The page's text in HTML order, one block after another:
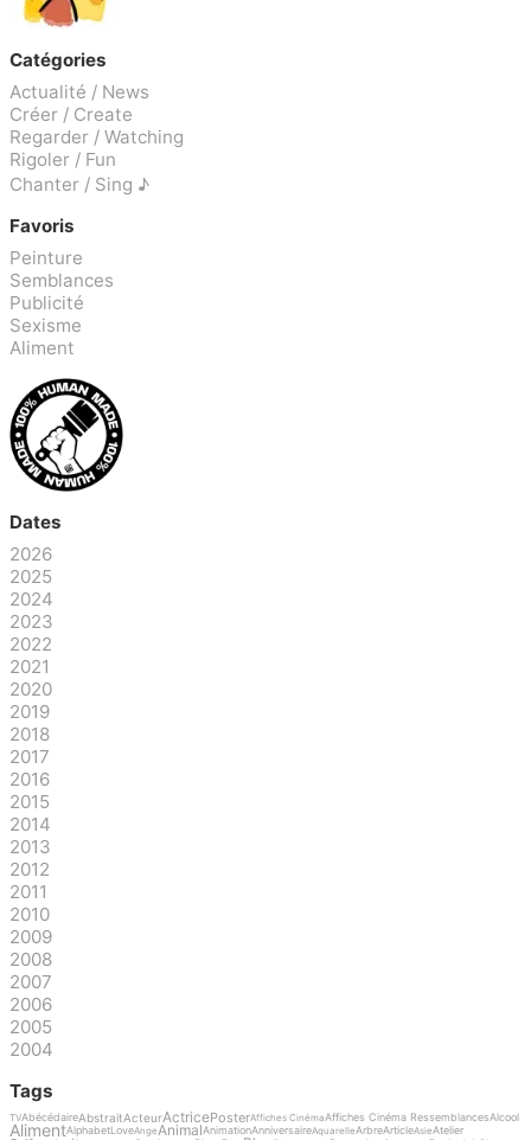
Catégories
Actualité / News
Créer / Create
Regarder / Watching
Rigoler / Fun
Chanter / Sing ♪
Favoris
Peinture
Semblances
Publicité
Sexisme
Aliment
Dates
2026
2025
2024
2023
2022
2021
2020
2019
2018
2017
2016
2015
2014
2013
2012
2011
2010
2009
2008
2007
2006
2005
2004
Tags
TVAbécédaireAbstraitActeurActricePosterAffiches CinémaAffiches Cinéma RessemblancesAlcool
AlimentAlphabetLoveAngeAnimalAnimationAnniversaireAquarelleArbreArticleAsieAtelier